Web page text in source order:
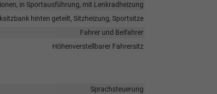
in Sportausführung, mit Lenkradheizung
hinten geteilt, Sitzheizung, Sportsitze
Fahrer und Beifahrer
Höhenverstellbarer Fahrersitz
Sprachsteuerung